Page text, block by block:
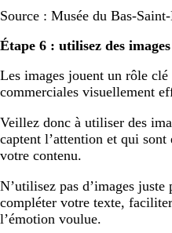
Source : Musée du Bas-
Étape 6 : utilisez des
Les images jouent un rôle
commerciales visuellement
Veillez donc à utiliser des
captent l’attention et qui
votre contenu.
N’utilisez pas d’images
compléter votre texte,
l’émotion voulue.